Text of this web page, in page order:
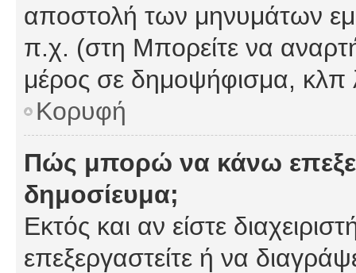
αποστολή των μηνυμάτων
π.χ. (στη Μπορείτε να
μέρος σε δημοψήφισμα, κλπ
Κορυφή
Πώς μπορώ να κάνω
δημοσίευμα;
Εκτός και αν είστε
επεξεργαστείτε ή να